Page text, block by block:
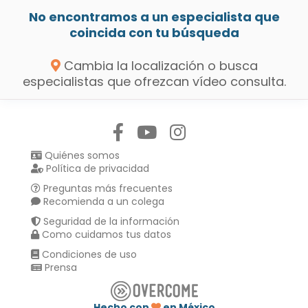
No encontramos a un especialista que
coincida con tu búsqueda
Cambia la localización o busca
especialistas que ofrezcan vídeo consulta.
Quiénes somos
Política de privacidad
Preguntas más frecuentes
Recomienda a un colega
Seguridad de la información
Como cuidamos tus datos
Condiciones de uso
Prensa